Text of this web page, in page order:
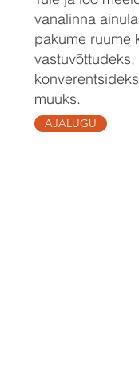
vanalinna
pakume ruume
muuks.
AJALUGU